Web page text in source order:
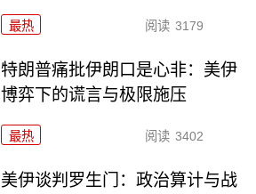
最热 阅读 3179
特朗普痛批伊朗口是心非：美伊
博弈下的谎言与极限施压
最热 阅读 3402
美伊谈判罗生门：政治算计与战